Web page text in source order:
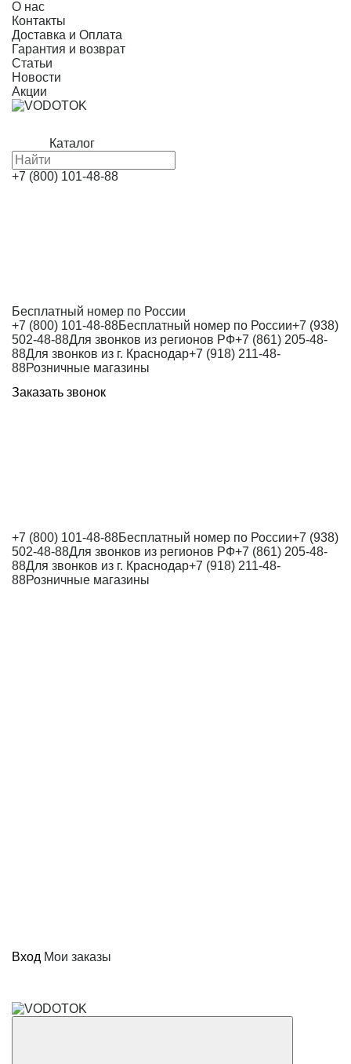
О нас
Контакты
Доставка и Оплата
Гарантия и возврат
Статьи
Новости
Акции
Каталог
+7 (800) 101-48-88
Бесплатный номер по России
+7 (800) 101-48-88Бесплатный номер по России+7 (938)
502-48-88Для звонков из регионов РФ+7 (861) 205-48-
88Для звонков из г. Краснодар+7 (918) 211-48-
88Розничные магазины
Заказать звонок
+7 (800) 101-48-88Бесплатный номер по России+7 (938)
502-48-88Для звонков из регионов РФ+7 (861) 205-48-
88Для звонков из г. Краснодар+7 (918) 211-48-
88Розничные магазины
Вход Мои заказы